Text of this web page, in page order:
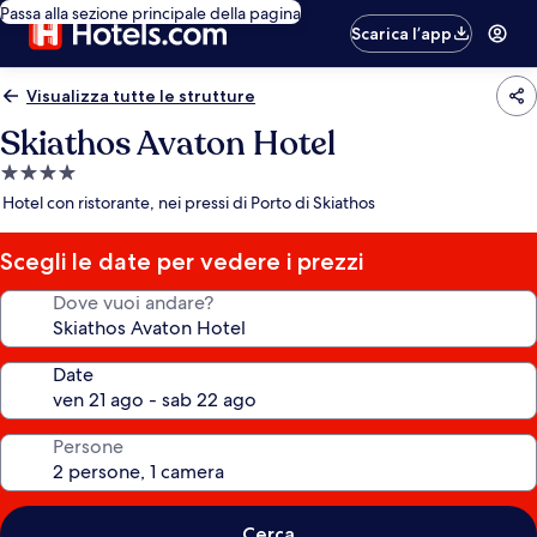
Passa alla sezione principale della pagina
Scarica l’app
Visualizza tutte le strutture
Skiathos Avaton Hotel
Struttura
a
stelle
Hotel con ristorante, nei pressi di Porto di Skiathos
Scegli le date per vedere i prezzi
Dove vuoi andare?
Date
Persone